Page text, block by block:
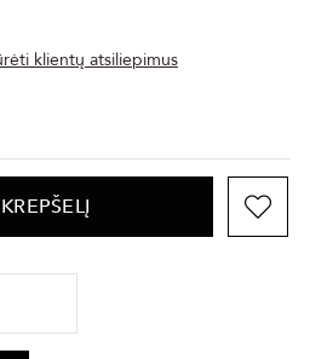
klientų atsiliepimus